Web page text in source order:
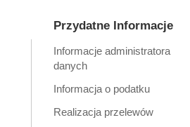
Przydatne Informacje
Informacje administratora
danych
Informacja o podatku
Realizacja przelewów